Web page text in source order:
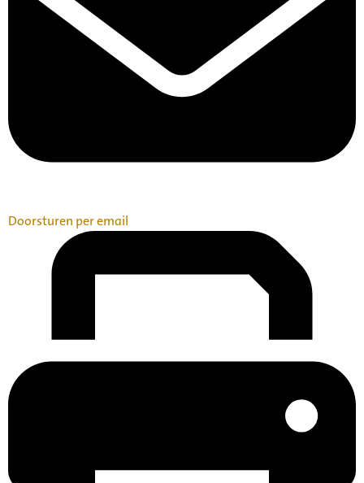
Doorsturen per email